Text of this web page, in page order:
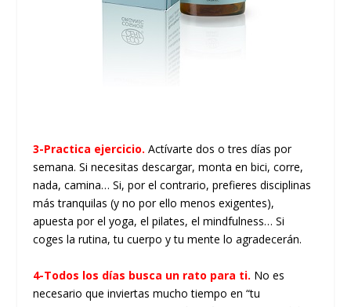
3-Practica ejercicio. Actívarte dos o tres días por
semana. Si necesitas descargar, monta en bici, corre,
nada, camina… Si, por el contrario, prefieres disciplinas
más tranquilas (y no por ello menos exigentes),
apuesta por el yoga, el pilates, el mindfulness… Si
coges la rutina, tu cuerpo y tu mente lo agradecerán.
4-Todos los días busca un rato para ti. No es
necesario que inviertas mucho tiempo en “tu